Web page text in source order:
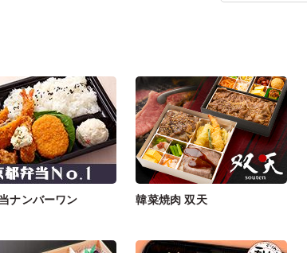
ナンバーワン 韓菜焼肉 双天